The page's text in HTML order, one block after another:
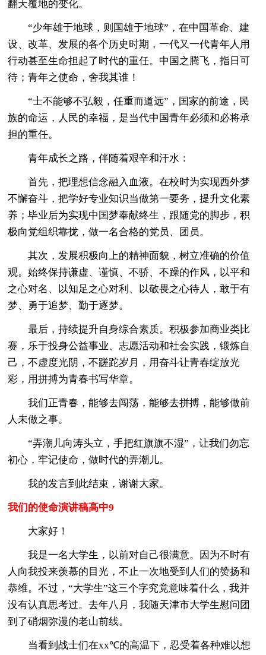
翻天覆地的变化。
“少年雄于地球，则国雄于地球”，在中国革命、建
设、改革、发展的各个历史时期，一代又一代青年人用
行动甚至生命担起了时代的重任。中国之腾飞，指日可
待；青年之使命，舍我其谁！
“士不能够不弘毅，任重而道远”，国家的前途，民
族的命运，人民的幸福，是当代中国青年必须和必将承
担的重任。
青年成长之路，伴随着艰辛和汗水：
首先，把理想信念融入血液。在校时为实现西外梦
不懈奋斗，把学好专业知识当做第一要务，提升文化素
养；毕业后为实现中国梦奉献终生，跟随党的脚步，积
极向党组织靠拢，做一名合格的党员、团员。
其次，发展积极向上的精神面貌，树立准确的价值
观。始终保持谦虚、谨慎、不骄、不躁的作风，以平和
之心对名、以知足之心对利、以敬畏之心待人，敢于有
梦、勇于追梦、勤于逐梦。
最后，持续提升自身综合素质。积极参加商业类比
赛，乐于投身公益事业、志愿活动和社会实践，锻炼自
己，不虚度光阴，不蹉跎岁月，用奋斗让青春绽放光
彩，用拼搏为青春书写华章。
我们正青春，能够去闯荡，能够去拼搏，能够做前
人未做之事。
“弄潮儿向涛头立，手把红旗旗不湿”，让我们勿忘
初心，牢记使命，做时代的弄潮儿。
我的发言到此结束，谢谢大家。
我们的使命演讲稿高中9
大家好！
我是一名大学生，以前对自己很满意。因为不时有
人向我投来羡慕的目光，不止一次地受到人们的赞扬和
恭维。不过，“大学生”这三个字究竟意味着什么，我并
没有认真思考过。去年八月，我随天津市大学生慰问团
到了硝烟弥漫的老山前线。
当看到战士们在xx℃的高温下，忍受着各种难以想